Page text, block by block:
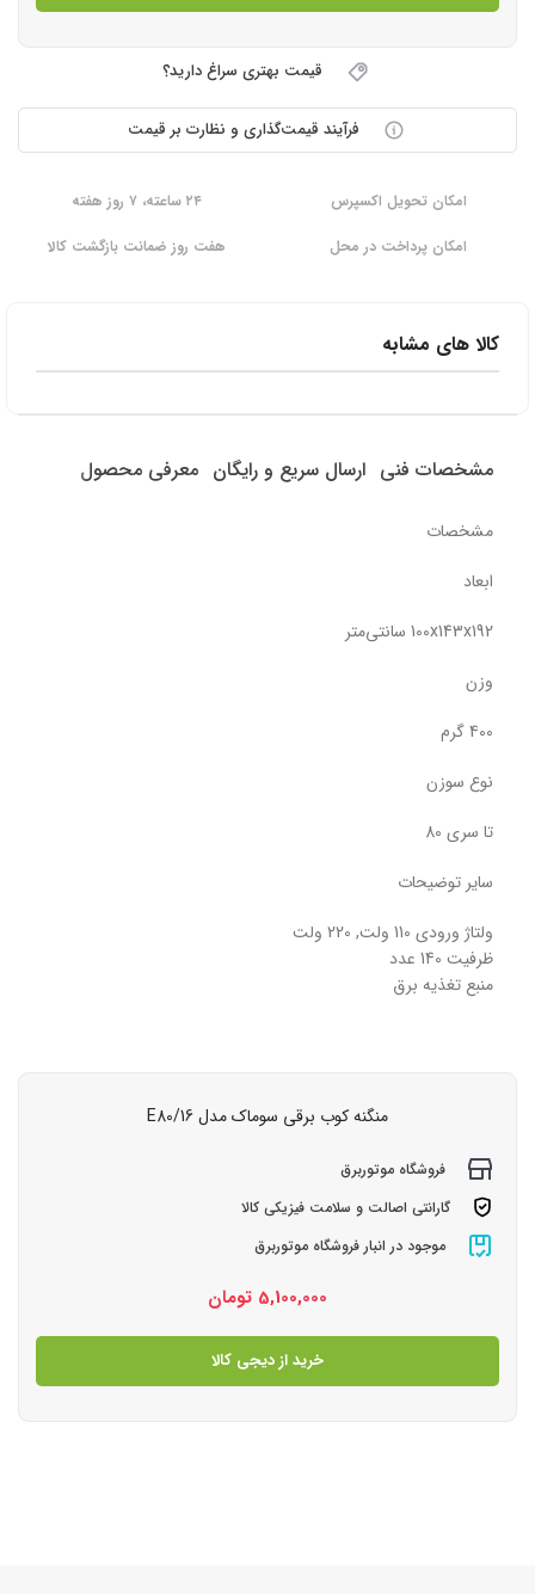
قیمت بهتری سراغ دارید؟
فرآیند قیمت‌گذاری و نظارت بر قیمت
امکان تحویل اکسپرس
۲۴ ساعته، ۷ روز هفته
امکان پرداخت در محل
هفت روز ضمانت بازگشت کالا
کالا های مشابه
مشخصات فنی ارسال سریع و رایگان معرفی محصول
مشخصات
ابعاد
100x143x192 سانتی‌متر
وزن
400 گرم
نوع سوزن
تا سری 80
سایر توضیحات
ولتاژ ورودی 110 ولت, 220 ولت
ظرفیت 140 عدد
منبع تغذیه برق
منگنه کوب برقی سوماک مدل E80/16
فروشگاه موتوربرق
گارانتی اصالت و سلامت فیزیکی کالا
موجود در انبار فروشگاه موتوربرق
5,100,000 تومان
خرید از دیجی کالا